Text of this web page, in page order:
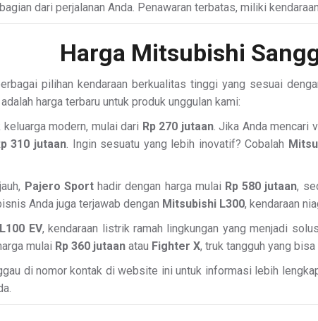
dari perjalanan Anda. Penawaran terbatas, miliki
Harga Mitsubishi
pilihan kendaraan berkualitas tinggi yang sesuai
harga terbaru untuk produk unggulan kami:
modern, mulai dari Rp 270 jutaan. Jika Anda mencari
310 jutaan. Ingin sesuatu yang lebih inovatif? Cobalah
Pajero Sporthadir dengan harga mulai Rp 580 jutaan,
Anda juga terjawab dengan Mitsubishi L300, kendaraan
L100 EV, kendaraan listrik ramah lingkungan yang menjadi
mulai Rp 360 jutaan atau Fighter X, truk tangguh yang
di nomor kontak di website ini untuk informasi lebih